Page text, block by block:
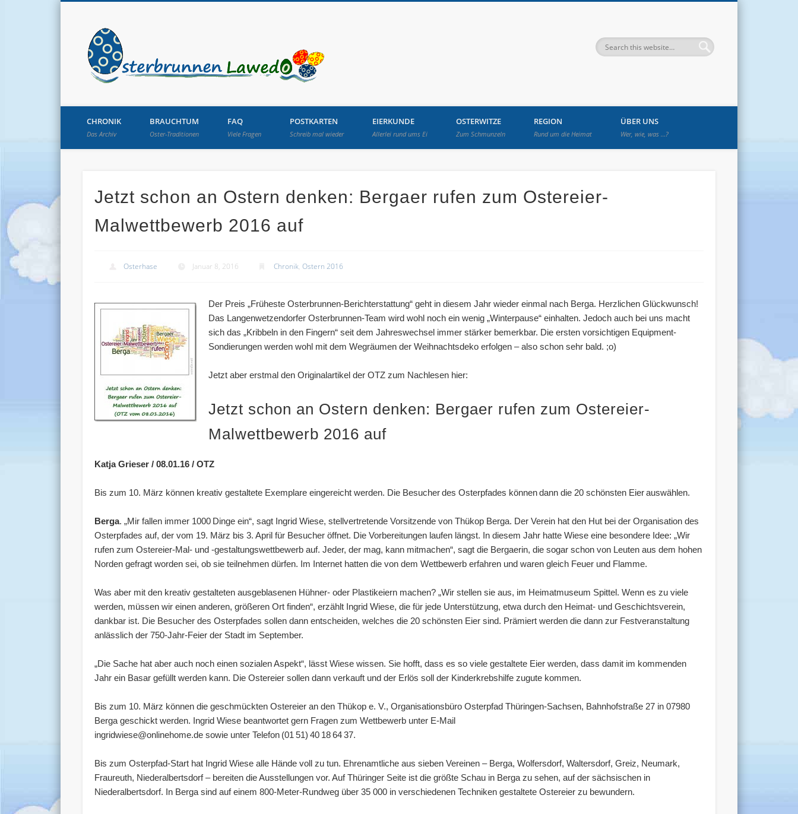
Osterbrunnen in Langenwetzendorf
CHRONIK
Das Archiv
BRAUCHTUM
Oster-Traditionen
FAQ
Viele Fragen
POSTKARTEN
Schreib mal wieder
EIERKUNDE
Allerlei rund ums Ei
OSTERWITZE
Zum Schmunzeln
REGION
Rund um die Heimat
ÜBER UNS
Wer, wie, was …?
Jetzt schon an Ostern denken: Bergaer rufen zum Ostereier-
Malwettbewerb 2016 auf
Osterhase Januar 8, 2016 Chronik, Ostern 2016
Der Preis „Früheste Osterbrunnen-Berichterstattung“ geht in diesem Jahr wieder einmal nach Berga. Herzlichen Glückwunsch!
Das Langenwetzendorfer Osterbrunnen-Team wird wohl noch ein wenig „Winterpause“ einhalten. Jedoch auch bei uns macht
sich das „Kribbeln in den Fingern“ seit dem Jahreswechsel immer stärker bemerkbar. Die ersten vorsichtigen Equipment-
Sondierungen werden wohl mit dem Wegräumen der Weihnachtsdeko erfolgen – also schon sehr bald. ;o)
Jetzt aber erstmal den Originalartikel der OTZ zum Nachlesen hier:
Jetzt schon an Ostern denken: Bergaer rufen zum Ostereier-
Malwettbewerb 2016 auf
Katja Grieser / 08.01.16 / OTZ
Bis zum 10. März können kreativ gestaltete Exemplare eingereicht werden. Die Besucher des Osterpfades können dann die 20 schönsten Eier auswählen.
Berga. „Mir fallen immer 1000 Dinge ein“, sagt Ingrid Wiese, stellvertretende Vorsitzende von Thükop Berga. Der Verein hat den Hut bei der Organisation des
Osterpfades auf, der vom 19. März bis 3. April für Besucher öffnet. Die Vorbereitungen laufen längst. In diesem Jahr hatte Wiese eine besondere Idee: „Wir
rufen zum Ostereier-Mal- und -gestaltungswettbewerb auf. Jeder, der mag, kann mitmachen“, sagt die Bergaerin, die sogar schon von Leuten aus dem hohen
Norden gefragt worden sei, ob sie teilnehmen dürfen. Im Internet hatten die von dem Wettbewerb erfahren und waren gleich Feuer und Flamme.
Was aber mit den kreativ gestalteten ausgeblasenen Hühner- oder Plastikeiern machen? „Wir stellen sie aus, im Heimatmuseum Spittel. Wenn es zu viele
werden, müssen wir einen anderen, größeren Ort finden“, erzählt Ingrid Wiese, die für jede Unterstützung, etwa durch den Heimat- und Geschichtsverein,
dankbar ist. Die Besucher des Osterpfades sollen dann entscheiden, welches die 20 schönsten Eier sind. Prämiert werden die dann zur Festveranstaltung
anlässlich der 750-Jahr-Feier der Stadt im September.
„Die Sache hat aber auch noch einen sozialen Aspekt“, lässt Wiese wissen. Sie hofft, dass es so viele gestaltete Eier werden, dass damit im kommenden
Jahr ein Basar gefüllt werden kann. Die Ostereier sollen dann verkauft und der Erlös soll der Kinderkrebshilfe zugute kommen.
Bis zum 10. März können die geschmückten Ostereier an den Thükop e. V., Organisationsbüro Osterpfad Thüringen-Sachsen, Bahnhofstraße 27 in 07980
Berga geschickt werden. Ingrid Wiese beantwortet gern Fragen zum Wettbewerb unter E-Mail
ingridwiese@onlinehome.de sowie unter Telefon (01 51) 40 18 64 37.
Bis zum Osterpfad-Start hat Ingrid Wiese alle Hände voll zu tun. Ehrenamtliche aus sieben Vereinen – Berga, Wolfersdorf, Waltersdorf, Greiz, Neumark,
Fraureuth, Niederalbertsdorf – bereiten die Ausstellungen vor. Auf Thüringer Seite ist die größte Schau in Berga zu sehen, auf der sächsischen in
Niederalbertsdorf. In Berga sind auf einem 800-Meter-Rundweg über 35 000 in verschiedenen Techniken gestaltete Ostereier zu bewundern.